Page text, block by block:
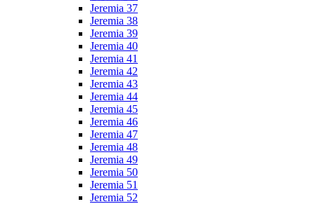
Jeremia 37
Jeremia 38
Jeremia 39
Jeremia 40
Jeremia 41
Jeremia 42
Jeremia 43
Jeremia 44
Jeremia 45
Jeremia 46
Jeremia 47
Jeremia 48
Jeremia 49
Jeremia 50
Jeremia 51
Jeremia 52